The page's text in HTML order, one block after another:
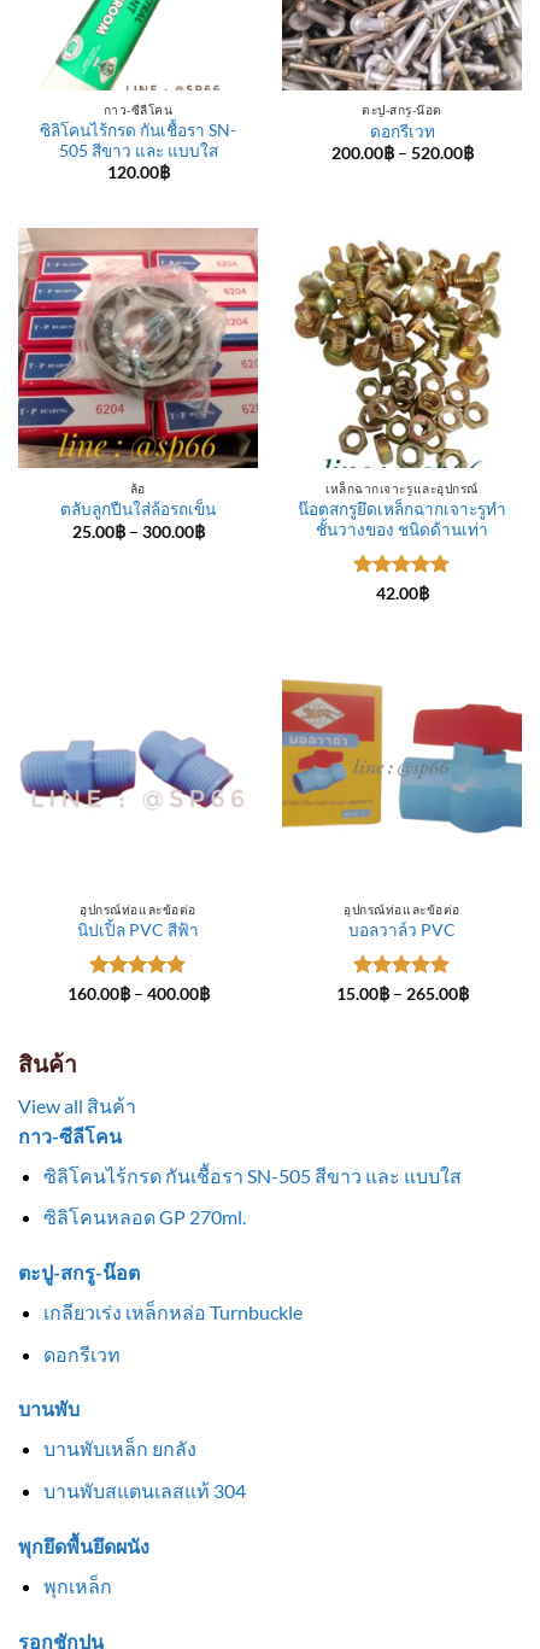
กาว-ซีลีโคน
ซิลิโคนไร้กรด กันเชื้อรา SN-
505 สีขาว และ แบบใส
120.00฿
ตะปู-สกรู-น๊อต
ดอกรีเวท
200.00฿ – 520.00฿Price
ล้อ
ตลับลูกปืนใส่ล้อรถเข็น
25.00฿ – 300.00฿Price
เหล็กฉากเจาะรูและอุปกรณ์
น๊อตสกรูยึดเหล็กฉากเจาะรูทำ
ชั้นวางของ ชนิดด้านเท่า
ให้คะแนน
42.00฿
อุปกรณ์ท่อและข้อต่อ
นิปเปิ้ล PVC สีฟ้า
ให้คะแนน
160.00฿ – 400.00฿Price
อุปกรณ์ท่อและข้อต่อ
บอลวาล์ว PVC
ให้คะแนน
15.00฿ – 265.00฿Price
สินค้า
View all สินค้า
กาว-ซีลีโคน
ซิลิโคนไร้กรด กันเชื้อรา SN-505 สีขาว และ แบบใส
ซิลิโคนหลอด GP 270ml.
ตะปู-สกรู-น๊อต
เกลียวเร่ง เหล็กหล่อ Turnbuckle
ดอกรีเวท
บานพับ
บานพับเหล็ก ยกลัง
บานพับสแตนเลสแท้ 304
พุกยึดพื้นยึดผนัง
พุกเหล็ก
รอกชักปูน